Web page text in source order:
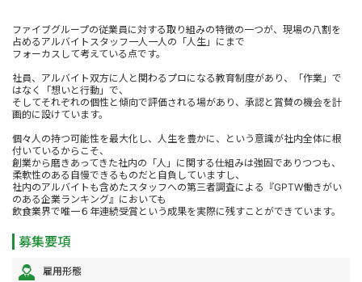
ファイブグループの従業員に対する取り組みの特徴の一つが、現場の八割を
占めるアルバイトスタッフ一人一人の「人生」にまで
フォーカスして考えている点です。
社員、アルバイト双方に人と関わるプロになる教育制度があり、「作業」で
はなく「想いと行動」で、
そしてそれぞれの個性と傾向で評価される場があり、承認と賞賛の機会を計
画的に設けています。
個々人の持つ可能性を最大化し、人生を豊かに、という意識が社内全体に根
付いているからこそ、
創業から磨きあってきた社内の「人」に関する仕組みは強固でありつつも、
柔軟性のある自慢できるものだと自負していますし、
社内のアルバイトも含めたスタッフへの第三者調査による『GPTW働きがい
のある企業ランキング』においても
飲食業界で唯一６年連続受賞という成果を実際に残すことができています。
募集要項
雇用形態